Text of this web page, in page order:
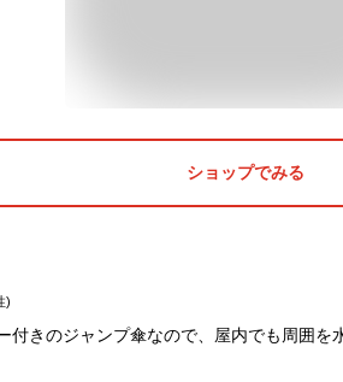
ショップでみる
)
付きのジャンプ傘なので、屋内でも周囲を